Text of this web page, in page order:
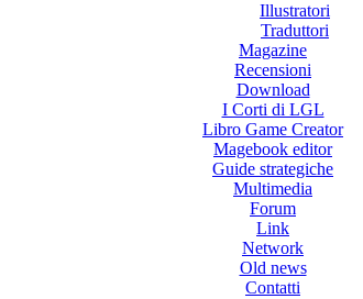
Illustratori
Traduttori
Magazine
Recensioni
Download
I Corti di LGL
Libro Game Creator
Magebook editor
Guide strategiche
Multimedia
Forum
Link
Network
Old news
Contatti